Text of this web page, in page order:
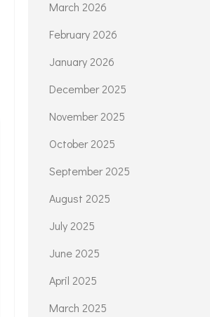
March 2026
February 2026
January 2026
December 2025
November 2025
October 2025
September 2025
August 2025
July 2025
June 2025
April 2025
March 2025